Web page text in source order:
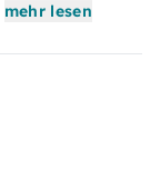
mehr lesen